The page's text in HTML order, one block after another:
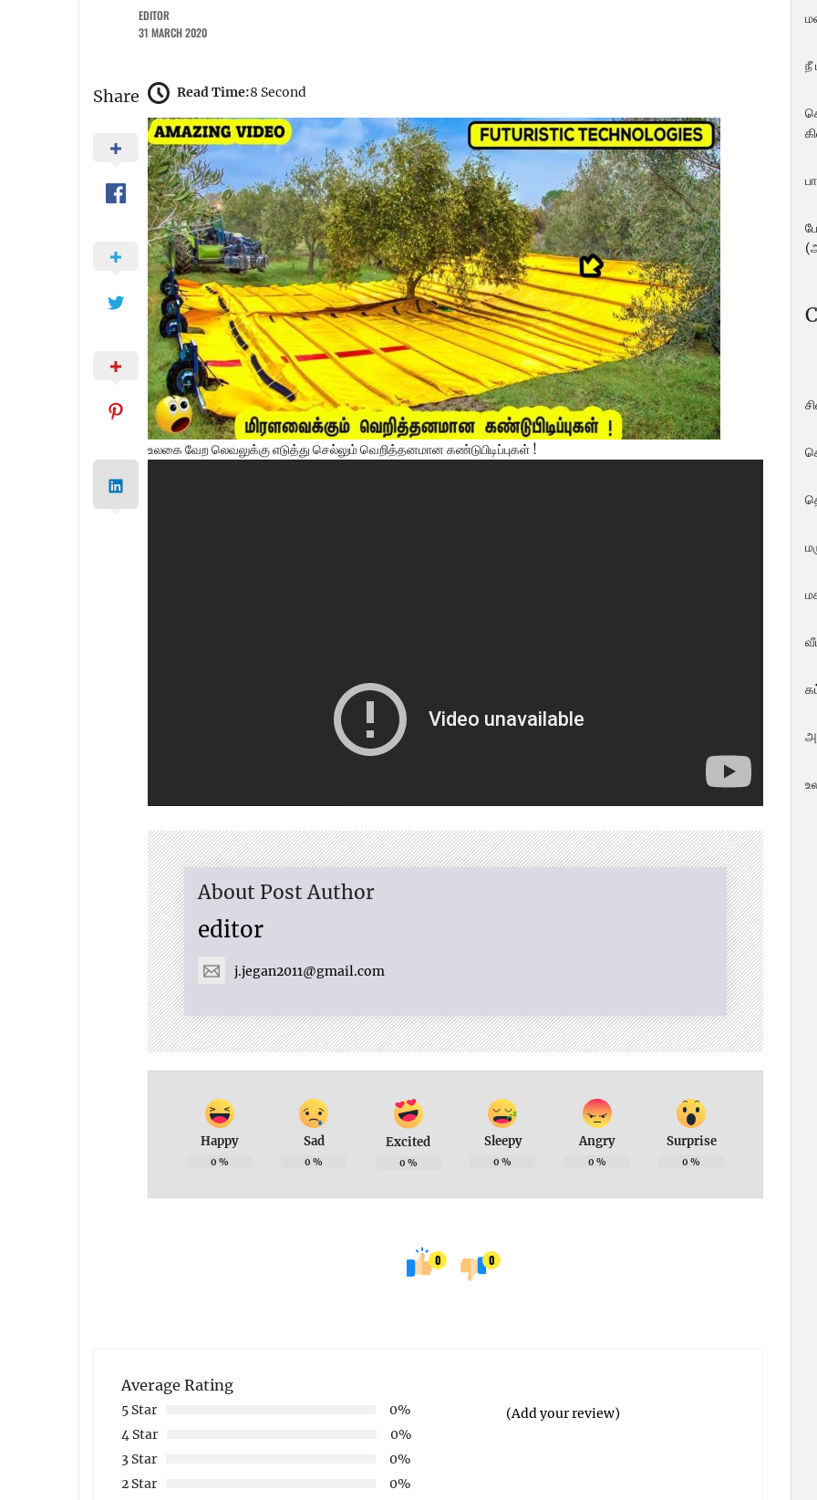
EDITOR
31 MARCH 2020
Share Read Time:8 Second
உலகை வேற லெவலுக்கு எடுத்து செல்லும் வெறித்தனமான கண்டுபிடிப்புகள் !
About Post Author
editor
j.jegan2011@gmail.com
Happy
0 %
Sad
0 %
Excited
0 %
Sleepy
0 %
Angry
0 %
Surprise
0 %
0 0
Average Rating
5 Star
0%
4 Star
0%
3 Star
0%
2 Star
0%
(Add your review)
நீ